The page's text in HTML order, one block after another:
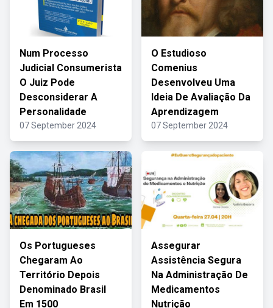
Num Processo
Judicial Consumerista
O Juiz Pode
Desconsiderar A
Personalidade
07 September 2024
O Estudioso
Comenius
Desenvolveu Uma
Ideia De Avaliação Da
Aprendizagem
07 September 2024
Os Portugueses
Chegaram Ao
Território Depois
Denominado Brasil
Em 1500
Assegurar
Assistência Segura
Na Administração De
Medicamentos
Nutrição